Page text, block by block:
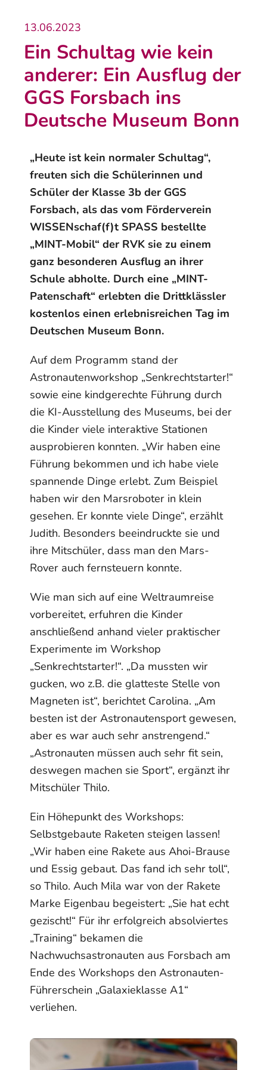
13.06.2023
Ein Schultag wie kein
anderer: Ein Ausflug der
GGS Forsbach ins
Deutsche Museum Bonn
„Heute ist kein normaler Schultag“,
freuten sich die Schülerinnen und
Schüler der Klasse 3b der GGS
Forsbach, als das vom Förderverein
WISSENschaf(f)t SPASS bestellte
„MINT-Mobil“ der RVK sie zu einem
ganz besonderen Ausflug an ihrer
Schule abholte. Durch eine „MINT-
Patenschaft“ erlebten die Drittklässler
kostenlos einen erlebnisreichen Tag im
Deutschen Museum Bonn.
Auf dem Programm stand der
Astronautenworkshop „Senkrechtstarter!“
sowie eine kindgerechte Führung durch
die KI-Ausstellung des Museums, bei der
die Kinder viele interaktive Stationen
ausprobieren konnten. „Wir haben eine
Führung bekommen und ich habe viele
spannende Dinge erlebt. Zum Beispiel
haben wir den Marsroboter in klein
gesehen. Er konnte viele Dinge“, erzählt
Judith. Besonders beeindruckte sie und
ihre Mitschüler, dass man den Mars-
Rover auch fernsteuern konnte.
Wie man sich auf eine Weltraumreise
vorbereitet, erfuhren die Kinder
anschließend anhand vieler praktischer
Experimente im Workshop
„Senkrechtstarter!“. „Da mussten wir
gucken, wo z.B. die glatteste Stelle von
Magneten ist“, berichtet Carolina. „Am
besten ist der Astronautensport gewesen,
aber es war auch sehr anstrengend.“
„Astronauten müssen auch sehr fit sein,
deswegen machen sie Sport“, ergänzt ihr
Mitschüler Thilo.
Ein Höhepunkt des Workshops:
Selbstgebaute Raketen steigen lassen!
„Wir haben eine Rakete aus Ahoi-Brause
und Essig gebaut. Das fand ich sehr toll“,
so Thilo. Auch Mila war von der Rakete
Marke Eigenbau begeistert: „Sie hat echt
gezischt!“ Für ihr erfolgreich absolviertes
„Training“ bekamen die
Nachwuchsastronauten aus Forsbach am
Ende des Workshops den Astronauten-
Führerschein „Galaxieklasse A1“
verliehen.